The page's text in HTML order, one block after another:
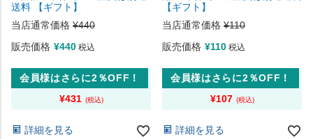
送料 【ギフト】
当店通常価格 ¥440
販売価格 ¥440 税込
会員様はさらに2％OFF！
¥431
詳細を見る
【ギフト】
当店通常価格 ¥110
販売価格 ¥110 税込
会員様はさらに2％OFF！
¥107
詳細を見る